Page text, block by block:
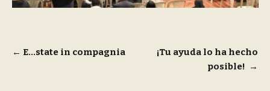
Navigazione
← E…state in compagnia
¡Tu ayuda lo ha hecho
posible! →